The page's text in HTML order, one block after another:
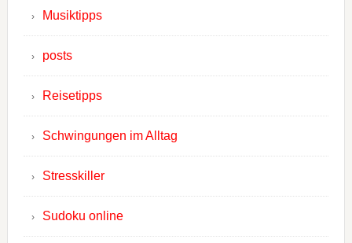
Musiktipps
posts
Reisetipps
Schwingungen im Alltag
Stresskiller
Sudoku online